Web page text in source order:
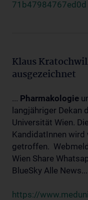
71b47984767ed0d
Klaus
ausgezeichnet
... Pharmakologie
langjähriger Dekan
Universität Wien.
KandidatInnen wird
getroffen.
Wien Share
BlueSky Alle News...
https://